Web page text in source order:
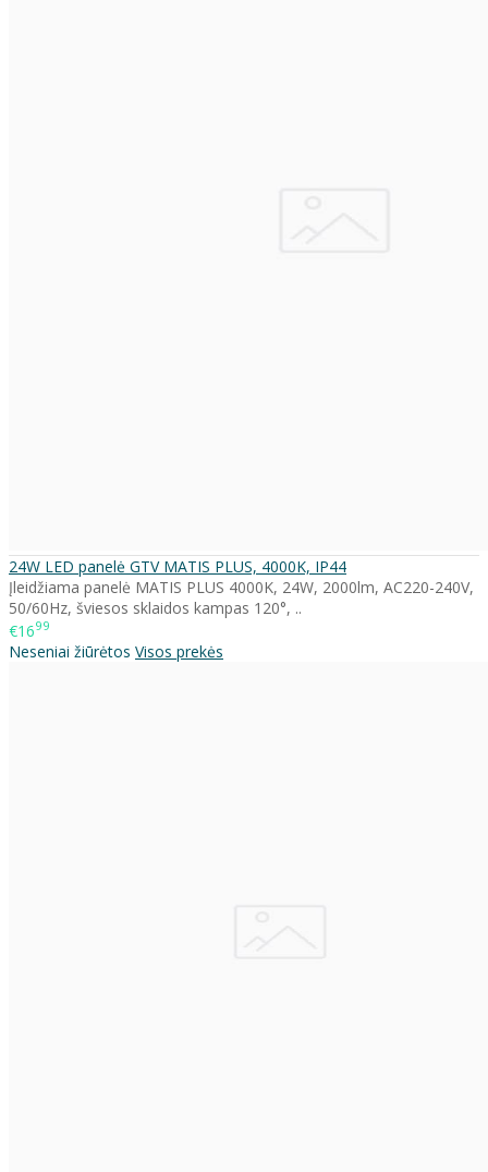
24W LED panelė GTV MATIS PLUS, 4000K, IP44
Įleidžiama panelė MATIS PLUS 4000K, 24W, 2000lm, AC220-240V,
50/60Hz, šviesos sklaidos kampas 120°, ..
€1699
Neseniai žiūrėtos Visos prekės